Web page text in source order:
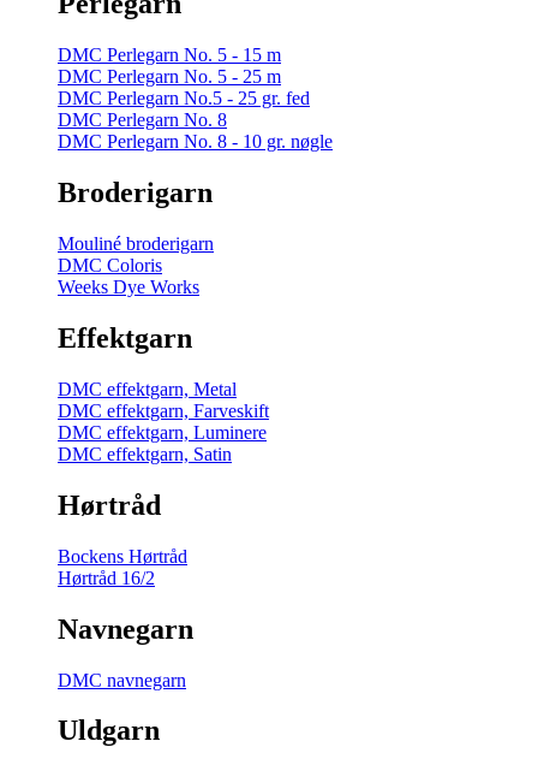
DMC Perlegarn No. 5 - 15 m
DMC Perlegarn No. 5 - 25 m
DMC Perlegarn No.5 - 25 gr. fed
DMC Perlegarn No. 8
DMC Perlegarn No. 8 - 10 gr. nøgle
Broderigarn
Mouliné broderigarn
DMC Coloris
Weeks Dye Works
Effektgarn
DMC effektgarn, Metal
DMC effektgarn, Farveskift
DMC effektgarn, Luminere
DMC effektgarn, Satin
Hørtråd
Bockens Hørtråd
Hørtråd 16/2
Navnegarn
DMC navnegarn
Uldgarn